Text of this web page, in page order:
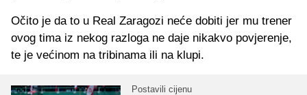
Očito je da to u Real Zaragozi neće dobiti jer mu trener
ovog tima iz nekog razloga ne daje nikakvo povjerenje,
te je većinom na tribinama ili na klupi.
Postavili cijenu